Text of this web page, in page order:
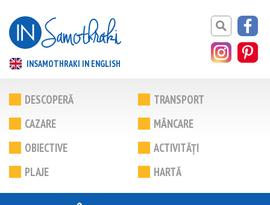
INSAMOTHRAKI IN ENGLISH
DESCOPERĂ
TRANSPORT
CAZARE
MÂNCARE
OBIECTIVE
ACTIVITĂȚI
PLAJE
HARTĂ